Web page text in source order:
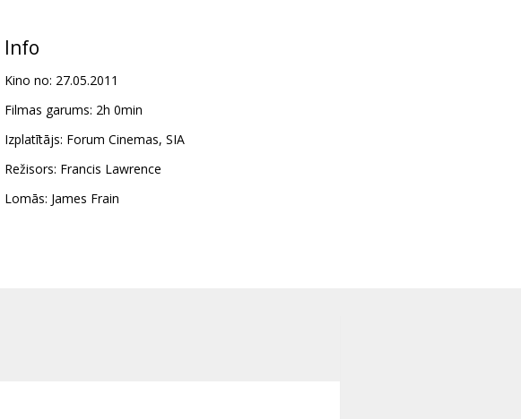
Info
Kino no: 27.05.2011
Filmas garums: 2h 0min
Izplatītājs: Forum Cinemas, SIA
Režisors: Francis Lawrence
Lomās: James Frain